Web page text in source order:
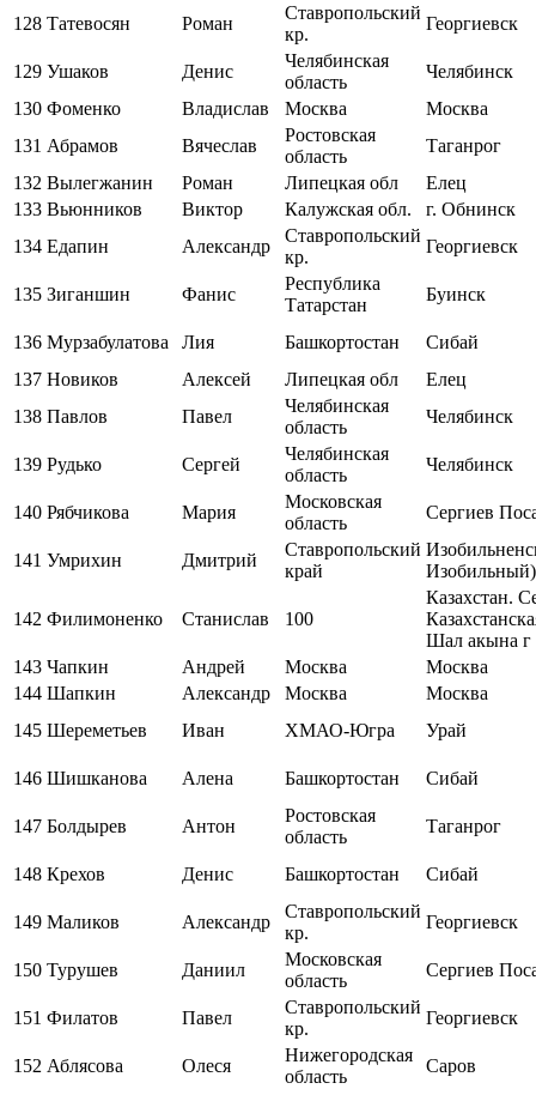
128 Татевосян Роман
Ставропольский
кр.
Георгиевск
129 Ушаков Денис
Челябинская
область
Челябинск
130 Фоменко Владислав Москва
Москва
131 Абрамов Вячеслав
Ростовская
область
Таганрог
132 Вылегжанин Роман Липецкая обл
Елец
133 Вьюнников Виктор Калужская обл.
г. Обнинск
134 Едапин Александр
Ставропольский
кр.
Георгиевск
135 Зиганшин Фанис
Республика
Татарстан
Буинск
136 Мурзабулатова Лия Башкортостан
Сибай
137 Новиков Алексей Липецкая обл
Елец
138 Павлов Павел
Челябинская
область
Челябинск
139 Рудько Сергей
Челябинская
область
Челябинск
140 Рябчикова Мария
Московская
область
Сергиев
141 Умрихин Дмитрий
Ставропольский
край
Изобильный)
142 Филимоненко Станислав 100
Казахстан.
Шал акына г
143 Чапкин Андрей Москва
Москва
144 Шапкин Александр Москва
Москва
145 Шереметьев Иван ХМАО-Югра Урай
146 Шишканова Алена Башкортостан Сибай
147 Болдырев Антон
Ростовская
область
Таганрог
148 Крехов Денис Башкортостан Сибай
149 Маликов Александр
Ставропольский
кр.
Георгиевск
150 Турушев Даниил
Московская
область
Сергиев
151 Филатов Павел
Ставропольский
кр.
Георгиевск
152 Аблясова Олеся
Нижегородская
область
Саров